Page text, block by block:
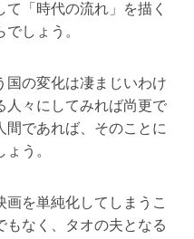
「時代の流れ」を描く
しょう。
国の変化は凄まじいわけ
人々にしてみれば尚更で
間であれば、そのことに
う。
を単純化してしまうこ
もなく、タオの夫となる